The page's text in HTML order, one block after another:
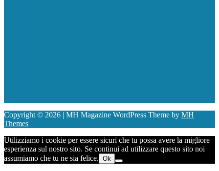
Copyright © 2026 | MH Magazine WordPress Theme by MH
Themes
Utilizziamo i cookie per essere sicuri che tu possa avere la migliore
esperienza sul nostro sito. Se continui ad utilizzare questo sito noi
assumiamo che tu ne sia felice. Ok